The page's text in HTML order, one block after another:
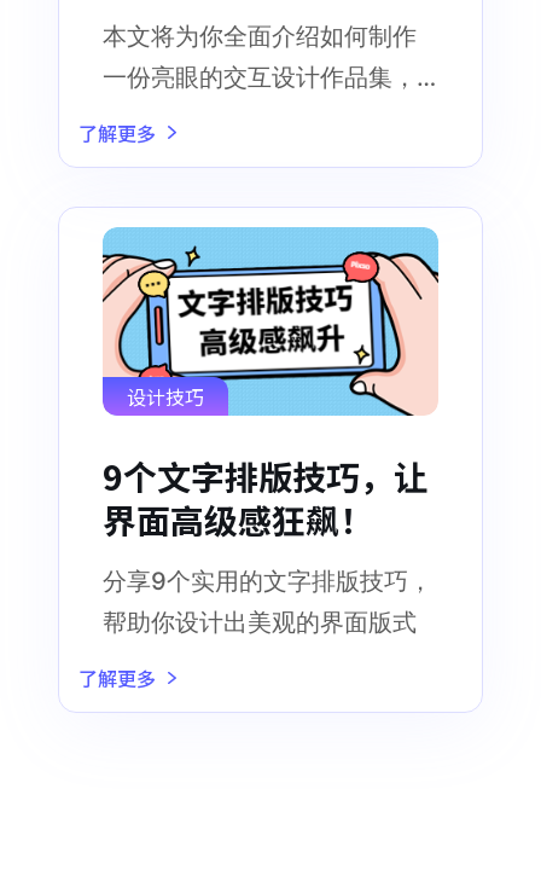
本文将为你全面介绍如何制作
一份亮眼的交互设计作品集，
助你轻松拿心仪offer。
了解更多
设计技巧
9个文字排版技巧，让
界面高级感狂飙！
分享9个实用的文字排版技巧，
帮助你设计出美观的界面版式
了解更多